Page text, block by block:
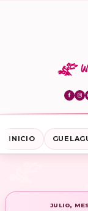
INICIO
JULIO,